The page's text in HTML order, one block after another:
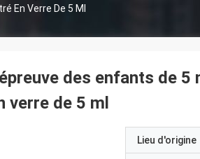
En Verre De 5 Ml
des enfants de
verre de 5 ml
Lieu d'origine